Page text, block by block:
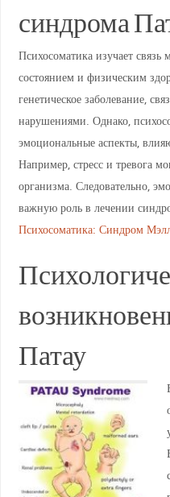
синдрома
Психосоматика изучает
состоянием и физическим
генетическое заболевание,
нарушениями. Однако,
эмоциональные аспекты,
Например, стресс и тревога
организма. Следовательно,
важную роль в лечении
Психосоматика: Синдром
Патау